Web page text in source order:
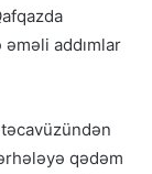
addımlar
qədəm